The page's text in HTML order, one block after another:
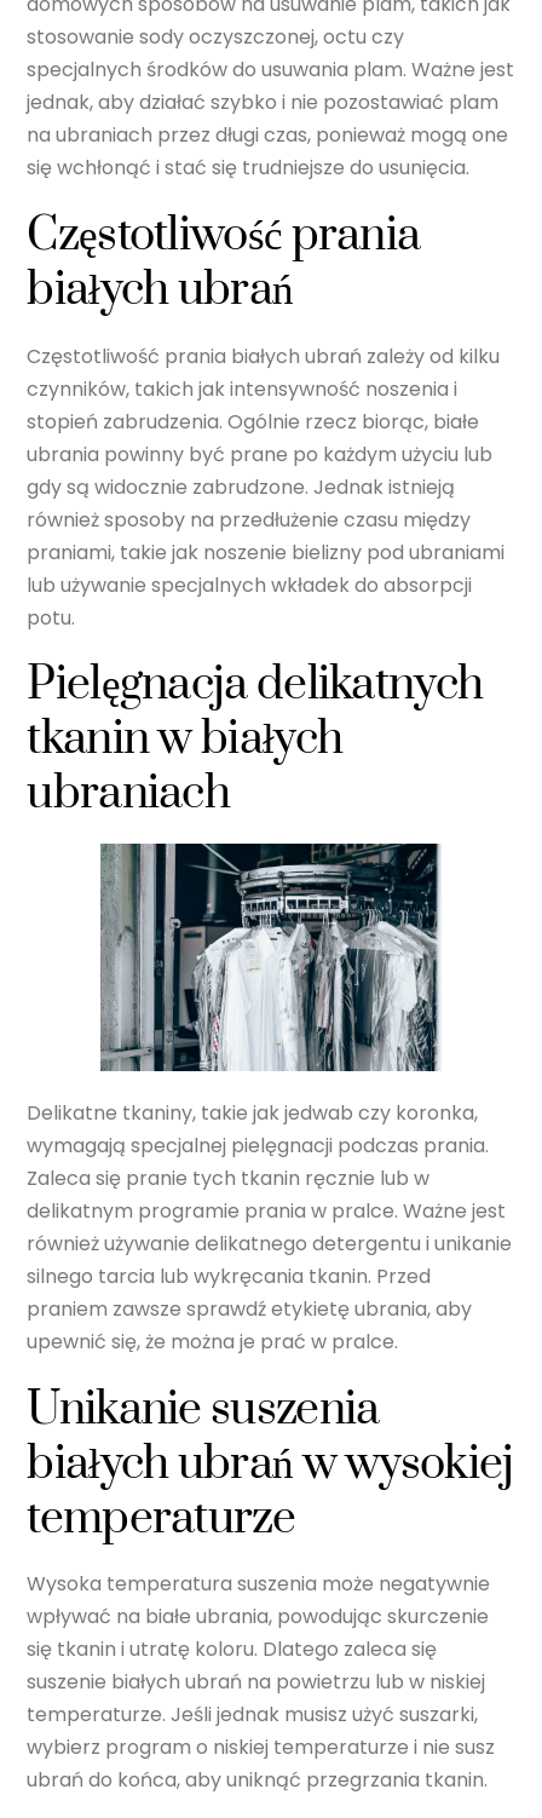
stosowanie sody oczyszczonej, octu czy
specjalnych środków do usuwania plam. Ważne jest
jednak, aby działać szybko i nie pozostawiać plam
na ubraniach przez długi czas, ponieważ mogą one
się wchłonąć i stać się trudniejsze do usunięcia.
Częstotliwość prania
białych ubrań
Częstotliwość prania białych ubrań zależy od kilku
czynników, takich jak intensywność noszenia i
stopień zabrudzenia. Ogólnie rzecz biorąc, białe
ubrania powinny być prane po każdym użyciu lub
gdy są widocznie zabrudzone. Jednak istnieją
również sposoby na przedłużenie czasu między
praniami, takie jak noszenie bielizny pod ubraniami
lub używanie specjalnych wkładek do absorpcji
potu.
Pielęgnacja delikatnych
tkanin w białych
ubraniach
Delikatne tkaniny, takie jak jedwab czy koronka,
wymagają specjalnej pielęgnacji podczas prania.
Zaleca się pranie tych tkanin ręcznie lub w
delikatnym programie prania w pralce. Ważne jest
również używanie delikatnego detergentu i unikanie
silnego tarcia lub wykręcania tkanin. Przed
praniem zawsze sprawdź etykietę ubrania, aby
upewnić się, że można je prać w pralce.
Unikanie suszenia
białych ubrań w wysokiej
temperaturze
Wysoka temperatura suszenia może negatywnie
wpływać na białe ubrania, powodując skurczenie
się tkanin i utratę koloru. Dlatego zaleca się
suszenie białych ubrań na powietrzu lub w niskiej
temperaturze. Jeśli jednak musisz użyć suszarki,
wybierz program o niskiej temperaturze i nie susz
ubrań do końca, aby uniknąć przegrzania tkanin.